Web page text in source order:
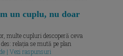
un cuplu, nu doar
multe cupluri descoperă ceva
relația se mută pe plan
| Vezi raspunsuri